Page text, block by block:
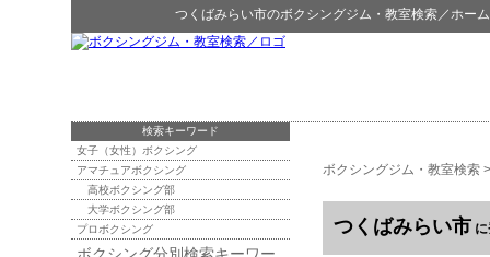
つくばみらい市のボクシングジム・教室検索／ホー
ボクシングジム・教室検索
つくばみらい市
検索キーワード
女子（女性）ボクシング
アマチュアボクシング
高校ボクシング部
大学ボクシング部
プロボクシング